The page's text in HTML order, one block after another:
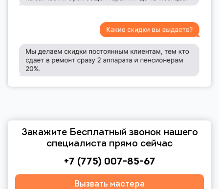
Закажите Бесплатный звонок нашего
специалиста прямо сейчас
+7 (775) 007-85-67
Вызвать мастера